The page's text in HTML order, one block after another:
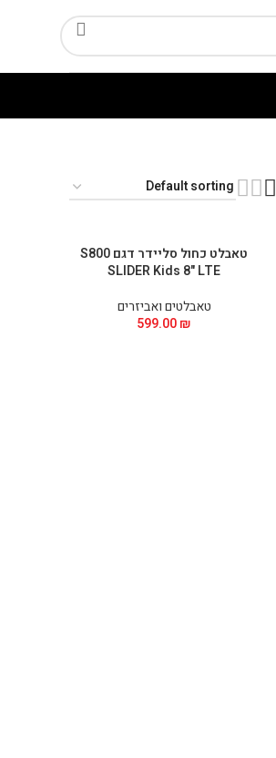
טאבלט כחול סליידר דגם S800
SLIDER Kids 8" LTE
טאבלטים ואביזרים
599.00₪